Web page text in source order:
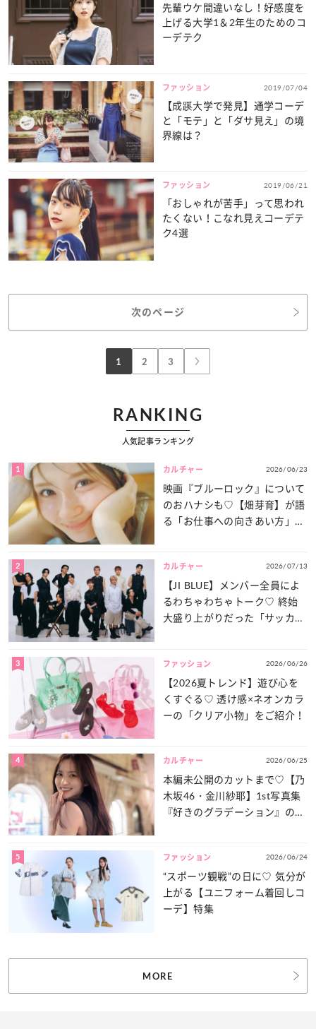
先輩ウケ間違いなし！好感度を
上げる大学1＆2年生のためのコ
ーデテク
ファッション 2019/07/04
【成蹊大学で発見】通学コーデ
と「モテ」と「ダサ見え」の境
界線は？
ファッション 2019/06/21
「おしゃれが苦手」って思われ
たくない！こなれ見えコーデテ
ク4選
次のページ
1 2 3
RANKING
人気記事ランキング
1 カルチャー 2026/06/23
映画『ブルーロック』について
のおハナシも♡【畑芽育】が語
る「お仕事への向きあい方」と
2 カルチャー 2026/07/13
【JI BLUE】メンバー全員によ
るわちゃわちゃトーク♡ 終始
大盛り上がりだった「サッカー
3 ファッション 2026/06/26
【2026夏トレンド】遊び心を
くすぐる♡ 透け感×ネオンカラ
ーの「クリア小物」をご紹介！
4 カルチャー 2026/06/25
本編未公開のカットまで♡【乃
木坂46・金川紗耶】1st写真集
『好きのグラデーション』の魅
5 ファッション 2026/06/24
“スポーツ観戦”の日に♡ 気分が
上がる【ユニフォーム着回しコ
ーデ】特集
MORE